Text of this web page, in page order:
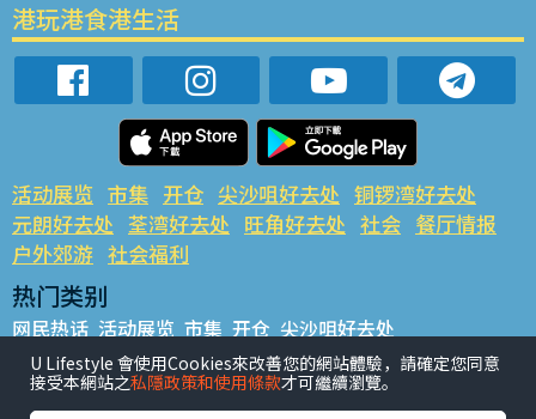
港玩港食港生活
活动展览 市集 开仓 尖沙咀好去处 铜锣湾好去处
元朗好去处 荃湾好去处 旺角好去处 社会 餐厅情报
户外郊游 社会福利
热门类别
网民热话 活动展览 市集 开仓 尖沙咀好去处
铜锣湾好去处 元朗好去处 荃湾好去处 旺角好去处 社会
餐厅情报 户外郊游
U Lifestyle 會使用Cookies來改善您的網站體驗，請確定您同意
接受本網站之私隱政策和使用條款才可繼續瀏覽。